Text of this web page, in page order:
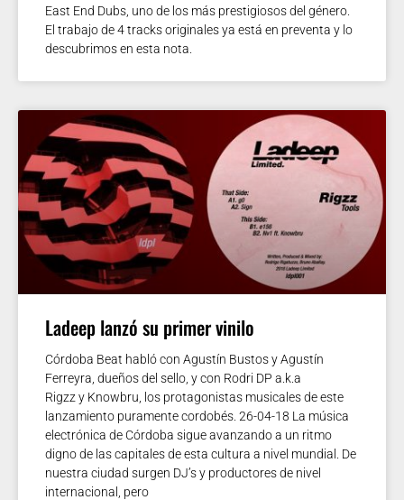
East End Dubs, uno de los más prestigiosos del género.
El trabajo de 4 tracks originales ya está en preventa y lo
descubrimos en esta nota.
Ladeep lanzó su primer vinilo
Córdoba Beat habló con Agustín Bustos y Agustín
Ferreyra, dueños del sello, y con Rodri DP a.k.a
Rigzz y Knowbru, los protagonistas musicales de este
lanzamiento puramente cordobés. 26-04-18 La música
electrónica de Córdoba sigue avanzando a un ritmo
digno de las capitales de esta cultura a nivel mundial. De
nuestra ciudad surgen DJ’s y productores de nivel
internacional, pero